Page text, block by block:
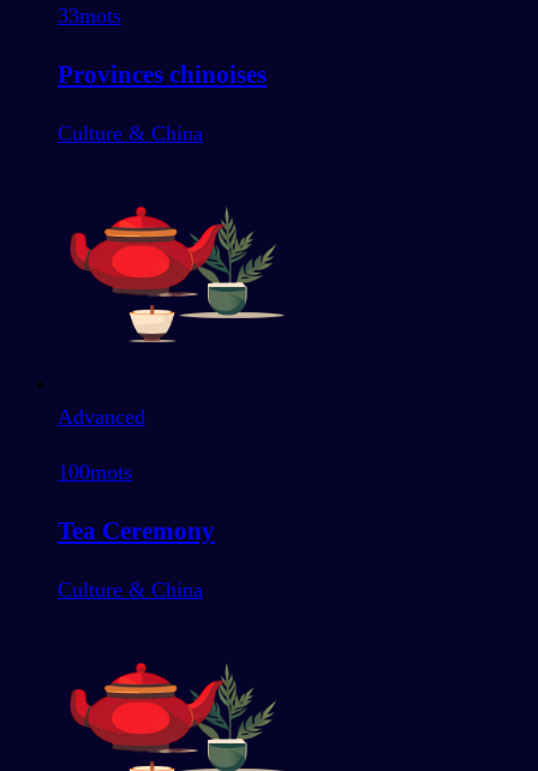
33mots
Provinces chinoises
Culture & China
Advanced
100mots
Tea Ceremony
Culture & China